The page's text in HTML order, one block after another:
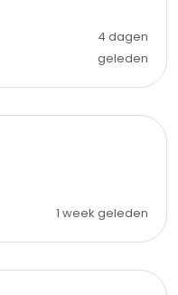
4 dagen
geleden
1 week geleden